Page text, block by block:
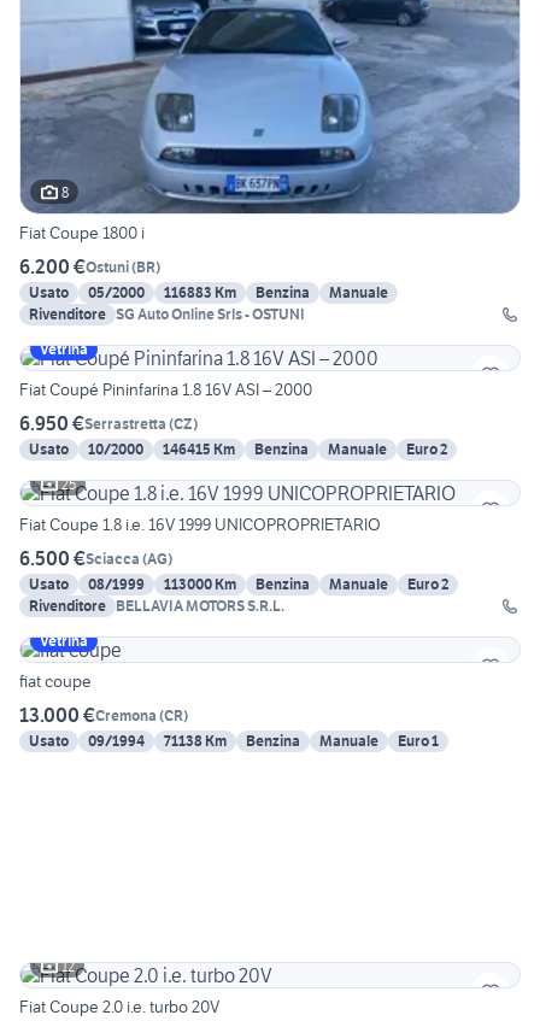
8
Fiat Coupe 1800 i
6.200 €Ostuni(BR)
Usato
05/2000 116883 Km Benzina
Manuale
Rivenditore SG Auto Online Srls - OSTUNI
Vetrina
Fiat Coupé Pininfarina 1.8 16V ASI – 2000
6.950 €Serrastretta (CZ)
Usato
10/2000 146415 Km Benzina Manuale
Euro 2
25
Fiat Coupe 1.8 i.e. 16V 1999 UNICOPROPRIETARIO
6.500 €Sciacca (AG)
Usato
08/1999 113000 Km Benzina Manuale
Euro 2
Rivenditore BELLAVIA MOTORS S.R.L.
Vetrina
fiat coupe
13.000 €Cremona (CR)
Usato
09/1994 71138 Km Benzina Manuale Euro 1
12
Fiat Coupe 2.0 i.e. turbo 20V